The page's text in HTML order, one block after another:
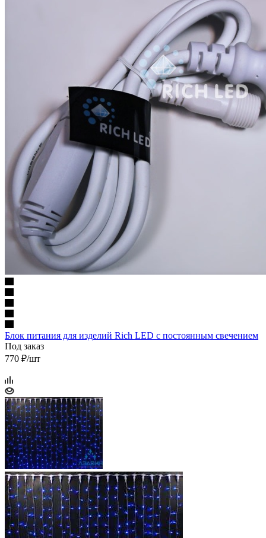
Блок питания для изделий Rich LED с постоянным свечением
Под заказ
770 ₽/шт